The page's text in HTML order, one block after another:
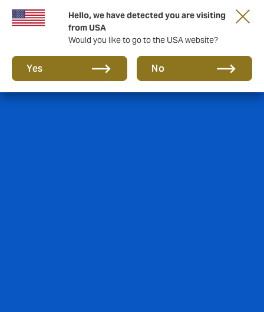
Hello, we have detected you are visiting
from USA
Would you like to go to the USA website?
Yes No